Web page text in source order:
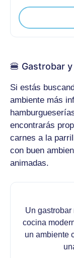
🍔 Gastrobar
Si estás
ambiente más
encontrarás
carnes a la
con buen
animadas.
Un
cocina
un ambiente